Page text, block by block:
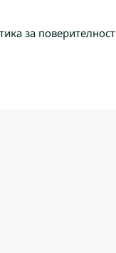
за поверителност